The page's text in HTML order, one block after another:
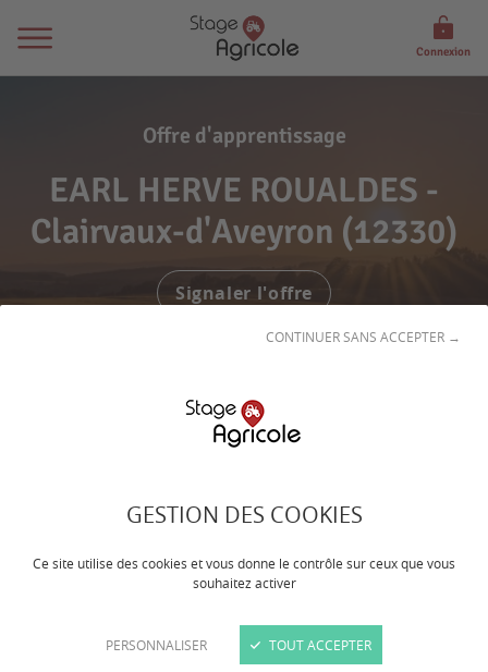
GESTION DES COOKIES
Ce site utilise des cookies et vous donne le contrôle sur ceux que vous
souhaitez activer
PERSONNALISER
CONTINUER SANS ACCEPTER →
TOUT ACCEPTER
Connexion
Offre d'apprentissage
EARL HERVE ROUALDES -
Clairvaux-d'Aveyron (12330)
Signaler l'offre
Exploitation individuelle en Bovins viande
cherche apprenti (ie) pour transmettre
mes connaissances et participer au
travaux de la ferme.